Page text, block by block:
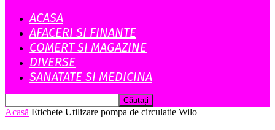
ACASA
AFACERI SI FINANTE
COMERT SI MAGAZINE
DIVERSE
SANATATE SI MEDICINA
Acasă Etichete Utilizare pompa de circulatie Wilo